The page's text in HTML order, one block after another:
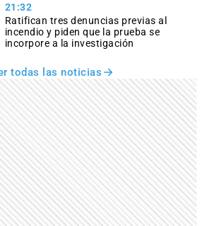
21:32
Ratifican tres denuncias previas al
incendio y piden que la prueba se
incorpore a la investigación
todas las noticias